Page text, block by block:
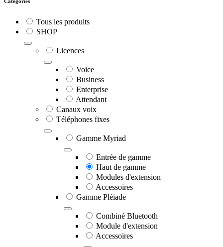
Tous les produits
SHOP
Licences
Voice
Business
Enterprise
Attendant
Canaux voix
Téléphones fixes
Gamme Myriad
Entrée de gamme
Haut de gamme
Modules d'extension
Accessoires
Gamme Pléiade
Combiné Bluetooth
Module d'extension
Accessoires